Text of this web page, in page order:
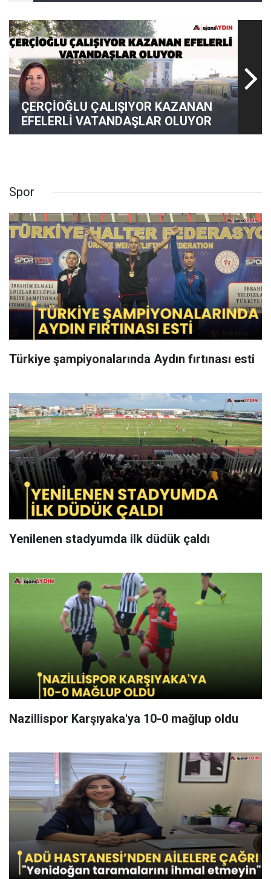
ÇERÇİOĞLU ÇALIŞIYOR KAZANAN
EFELERLİ VATANDAŞLAR OLUYOR
Spor
Türkiye şampiyonalarında Aydın fırtınası esti
Yenilenen stadyumda ilk düdük çaldı
Nazillispor Karşıyaka'ya 10-0 mağlup oldu